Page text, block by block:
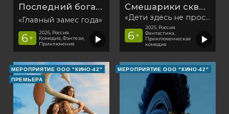
Последний богатырь. Колобок
«Главный замес года»
6 +
2026, Россия
Комедия, Фэнтези,
Приключения
Смешарики сквозь вселенные
«Дети здесь не просто так»
6 +
2025, Россия
Фантастика,
Приключенческая
комедия
МЕРОПРИЯТИЕ ООО "КИНО-42"
ПРЕМЬЕРА
МЕРОПРИЯТИЕ ООО "КИНО-42"